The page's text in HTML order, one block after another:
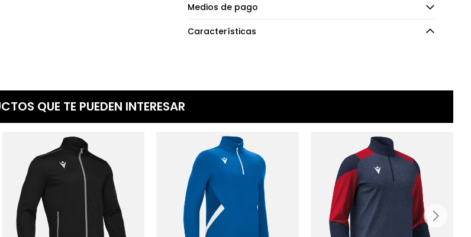
Medios de pago
Características
QUE TE PUEDEN INTERESAR